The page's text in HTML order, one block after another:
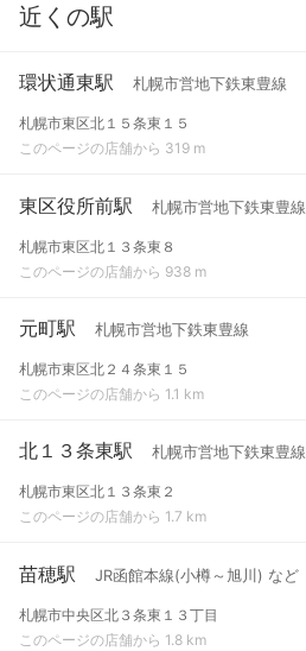
近くの駅
環状通東駅 札幌市営地下鉄東豊線
札幌市東区北１５条東１５
このページの店舗から 319 m
東区役所前駅 札幌市営地下鉄東豊線
札幌市東区北１３条東８
このページの店舗から 938 m
元町駅 札幌市営地下鉄東豊線
札幌市東区北２４条東１５
このページの店舗から 1.1 km
北１３条東駅 札幌市営地下鉄東豊線
札幌市東区北１３条東２
このページの店舗から 1.7 km
苗穂駅 JR函館本線(小樽～旭川) など
札幌市中央区北３条東１３丁目
このページの店舗から 1.8 km